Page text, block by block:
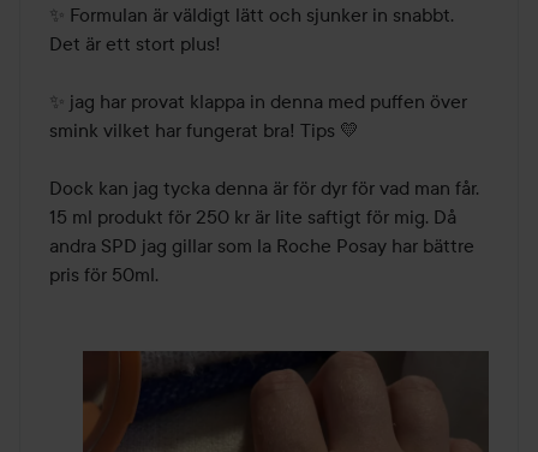
✨ Formulan är väldigt lätt och sjunker in snabbt.
Det är ett stort plus!
✨ jag har provat klappa in denna med puffen över
smink vilket har fungerat bra! Tips 💛
Dock kan jag tycka denna är för dyr för vad man får.
15 ml produkt för 250 kr är lite saftigt för mig. Då
andra SPD jag gillar som la Roche Posay har bättre
pris för 50ml.